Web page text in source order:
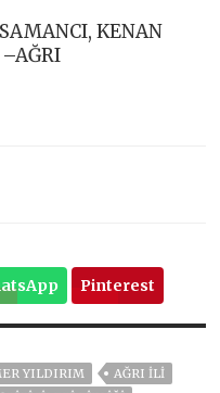
KENAN
Pinterest
YILDIRIM
AĞRI ILI